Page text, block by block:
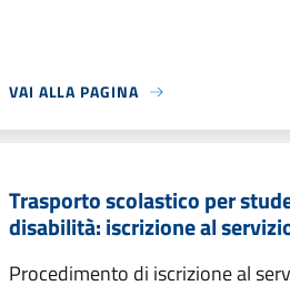
VAI ALLA PAGINA
Trasporto scolastico per
disabilità: iscrizione al
Procedimento di iscrizione al